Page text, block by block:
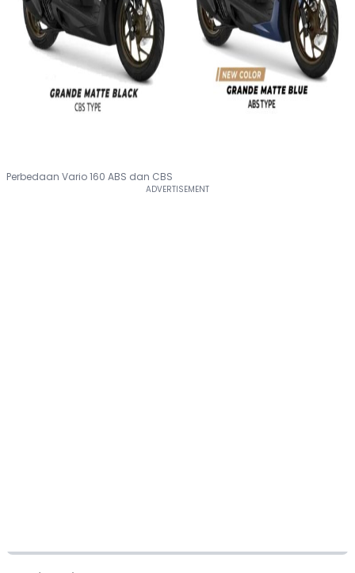
Perbedaan Vario 160 ABS dan CBS